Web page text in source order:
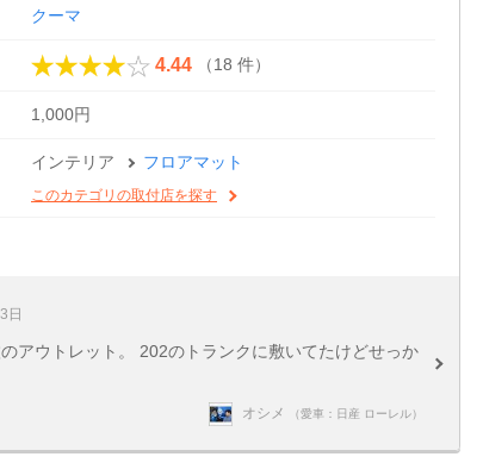
クーマ
4.44 （18 件）
1,000円
インテリア フロアマット
このカテゴリの取付店を探す
日
アウトレット。 202のトランクに敷いてたけどせっか
オシメ （愛車：日産 ローレル）